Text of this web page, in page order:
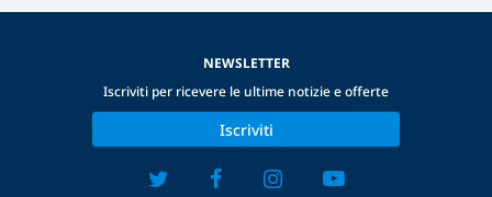
NEWSLETTER
Iscriviti per ricevere le ultime notizie e offerte
Iscriviti